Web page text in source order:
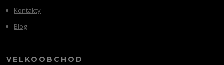
Kontakty
Blog
VELKOOBCHOD